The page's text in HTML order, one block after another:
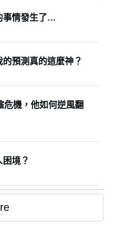
事情發生了…
預測真的這麼神？
危機，他如何逆風翻
境？